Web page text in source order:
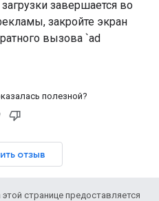
завершается во
закройте экран
вызова `ad
полезной?
отзыв
странице предоставляется